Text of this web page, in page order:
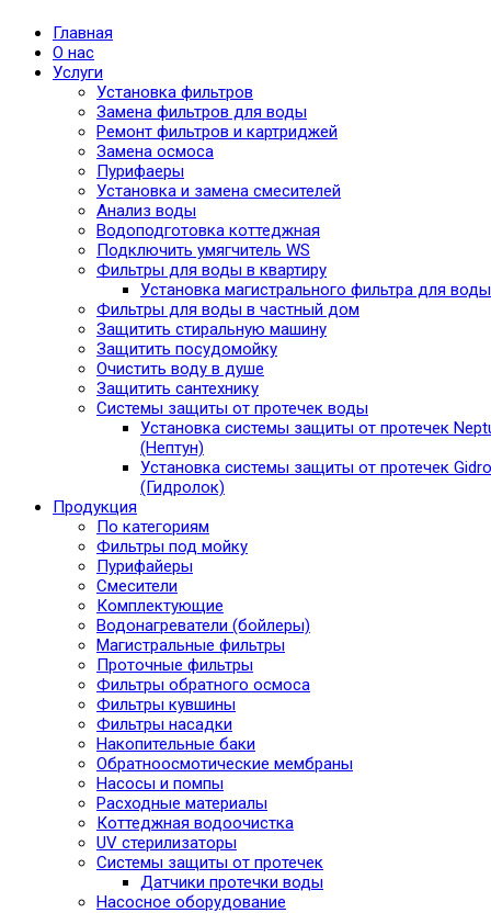
Главная
О нас
Услуги
Установка фильтров
Замена фильтров для воды
Ремонт фильтров и картриджей
Замена осмоса
Пурифаеры
Установка и замена смесителей
Анализ воды
Водоподготовка коттеджная
Подключить умягчитель WS
Фильтры для воды в квартиру
Установка магистрального фильтра для воды
Фильтры для воды в частный дом
Защитить стиральную машину
Защитить посудомойку
Очистить воду в душе
Защитить сантехнику
Системы защиты от протечек воды
Установка системы защиты от протечек
(Нептун)
Установка системы защиты от протечек
(Гидролок)
Продукция
По категориям
Фильтры под мойку
Пурифайеры
Смесители
Комплектующие
Водонагреватели (бойлеры)
Магистральные фильтры
Проточные фильтры
Фильтры обратного осмоса
Фильтры кувшины
Фильтры насадки
Накопительные баки
Обратноосмотические мембраны
Насосы и помпы
Расходные материалы
Коттеджная водоочистка
UV стерилизаторы
Системы защиты от протечек
Датчики протечки воды
Насосное оборудование